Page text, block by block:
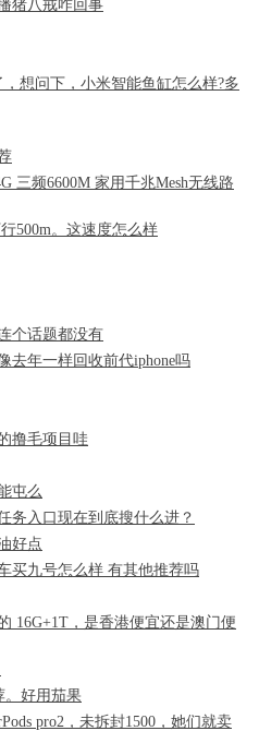
猪八戒咋回事
想问下，小米智能鱼缸怎么样?多
三频6600M 家用千兆Mesh无线路
500m。这速度怎么样
个话题都没有
去年一样回收前代iphone吗
撸毛项目哇
屯么
务入口现在到底搜什么进？
好点
买九号怎么样 有其他推荐吗
16G+1T，是香港便宜还是澳门便
。好用茄果
pro2，未拆封1500，她们就卖